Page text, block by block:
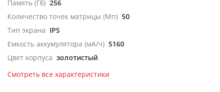
Память (Гб) 256
Количество точек матрицы (Мп) 50
Тип экрана IPS
Емкость аккумулятора (мА/ч) 5160
Цвет корпуса золотистый
Смотреть все характеристики